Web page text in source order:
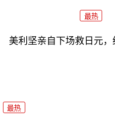
最热
美利坚亲自下场救日元
最热